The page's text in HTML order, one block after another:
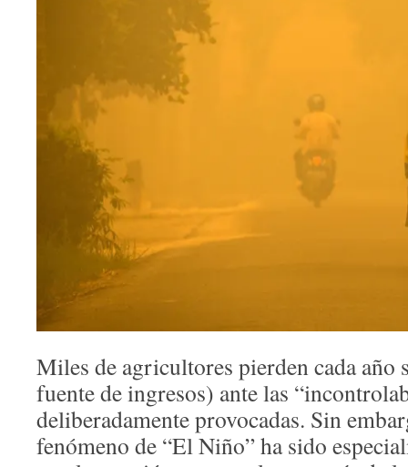
Miles de agricultores pierden cada año
fuente de ingresos) ante las
deliberadamente provocadas. Sin
fenómeno de “El Niño” ha sido